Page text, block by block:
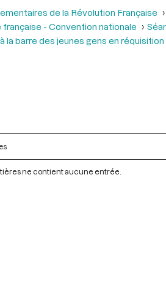
de la Révolution Française
française - Convention nationale
la barre des jeunes gens en
ne contient aucune entrée.